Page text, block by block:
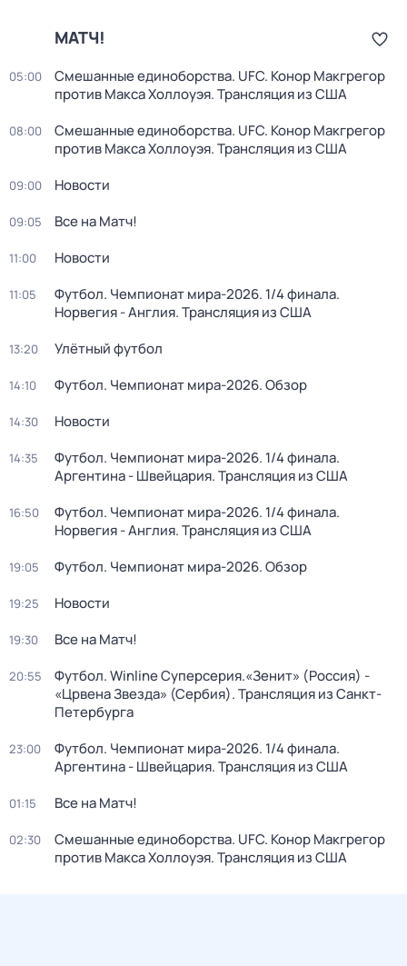
МАТЧ!
05:00
Смешанные единоборства. UFC. Конор Макгрегор
против Макса Холлоуэя. Трансляция из США
08:00
Смешанные единоборства. UFC. Конор Макгрегор
против Макса Холлоуэя. Трансляция из США
09:00 Новости
09:05 Все на Матч!
11:00 Новости
11:05
Футбол. Чемпионат мира-2026. 1/4 финала.
Норвегия - Англия. Трансляция из США
13:20 Улётный футбол
14:10 Футбол. Чемпионат мира-2026. Обзор
14:30 Новости
14:35
Футбол. Чемпионат мира-2026. 1/4 финала.
Аргентина - Швейцария. Трансляция из США
16:50
Футбол. Чемпионат мира-2026. 1/4 финала.
Норвегия - Англия. Трансляция из США
19:05 Футбол. Чемпионат мира-2026. Обзор
19:25 Новости
19:30 Все на Матч!
20:55
Футбол. Winline Суперсерия.«Зенит» (Россия) -
«Црвена Звезда» (Сербия). Трансляция из Санкт-
Петербурга
23:00
Футбол. Чемпионат мира-2026. 1/4 финала.
Аргентина - Швейцария. Трансляция из США
01:15 Все на Матч!
02:30
Смешанные единоборства. UFC. Конор Макгрегор
против Макса Холлоуэя. Трансляция из США